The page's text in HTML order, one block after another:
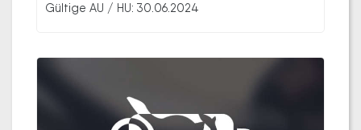
Gültige AU / HU: 30.06.2024